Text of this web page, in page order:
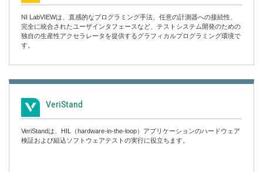
NI LabVIEWは、直感的なプログラミング手法、任意の計測器への接続性、
完全に統合されたユーザインタフェースなど、テストシステム開発のための
独自の生産性アクセラレータを提供するグラフィカルプログラミング環境で
す。
VeriStand
VeriStandは、HIL（hardware-in-the-loop）アプリケーションのハードウェア
検証および組込ソフトウェアテストの実行に役立ちます。